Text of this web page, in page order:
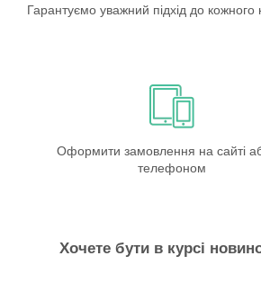
Гарантуємо уважний підхід до кожного
Оформити замовлення на сайті
телефоном
Хочете бути в курсі